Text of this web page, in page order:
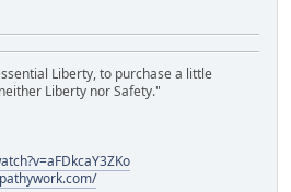
Liberty, to purchase a little
Liberty nor Safety."